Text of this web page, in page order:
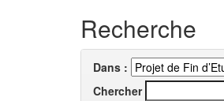
Recherche
Dans :
Chercher